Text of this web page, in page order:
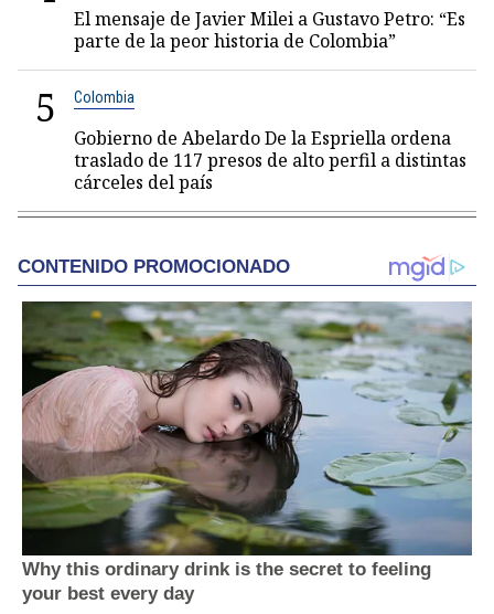
El mensaje de Javier Milei a Gustavo Petro: “Es
parte de la peor historia de Colombia”
5 Colombia
Gobierno de Abelardo De la Espriella ordena
traslado de 117 presos de alto perfil a distintas
cárceles del país